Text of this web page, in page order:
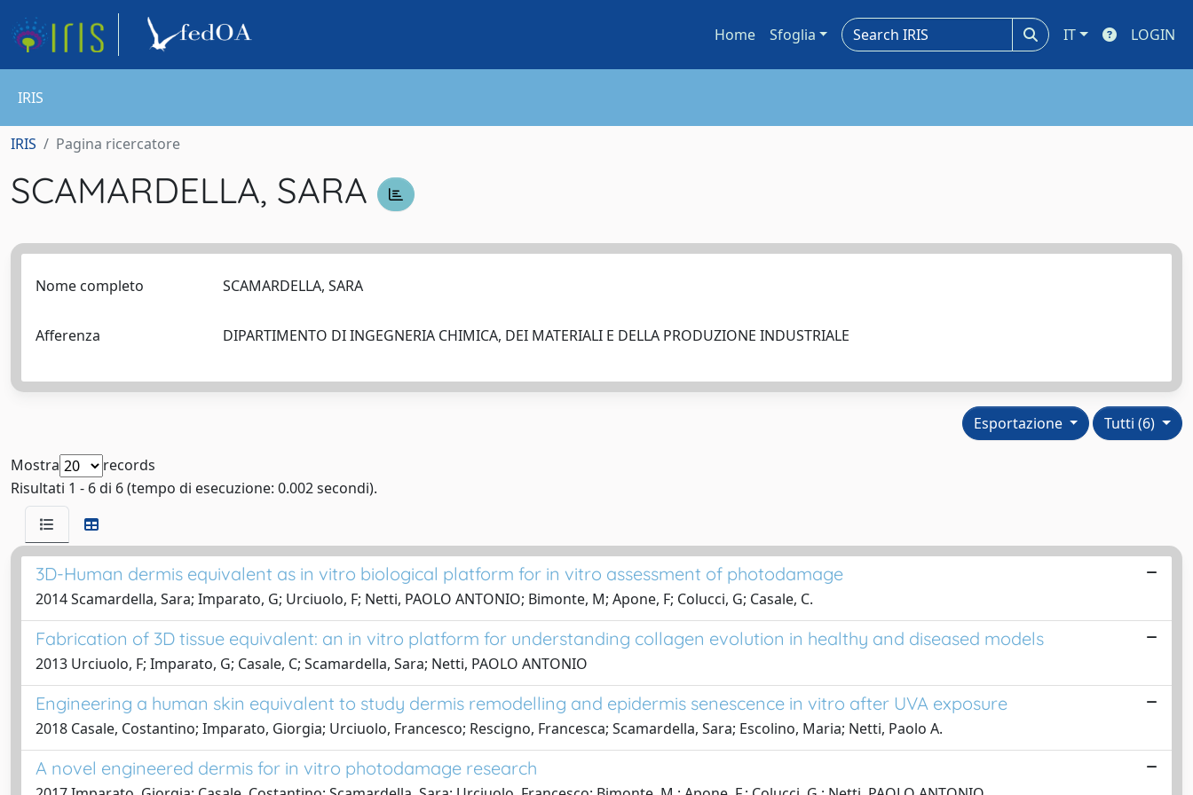
Home Sfoglia IT LOGIN
IRIS
IRIS Pagina ricercatore
SCAMARDELLA, SARA
Nome completo SCAMARDELLA, SARA
Afferenza DIPARTIMENTO DI INGEGNERIA CHIMICA, DEI MATERIALI E DELLA PRODUZIONE INDUSTRIALE
Tutti (6)
Esportazione
Mostra
records
Risultati 1 - 6 di 6 (tempo di esecuzione: 0.002 secondi).
3D-Human dermis equivalent as in vitro biological platform for in vitro assessment of photodamage
2014 Scamardella, Sara; Imparato, G; Urciuolo, F; Netti, PAOLO ANTONIO; Bimonte, M; Apone, F; Colucci, G; Casale, C.
Fabrication of 3D tissue equivalent: an in vitro platform for understanding collagen evolution in healthy and diseased models
2013 Urciuolo, F; Imparato, G; Casale, C; Scamardella, Sara; Netti, PAOLO ANTONIO
Engineering a human skin equivalent to study dermis remodelling and epidermis senescence in vitro after UVA exposure
2018 Casale, Costantino; Imparato, Giorgia; Urciuolo, Francesco; Rescigno, Francesca; Scamardella, Sara; Escolino, Maria; Netti, Paolo A.
A novel engineered dermis for in vitro photodamage research